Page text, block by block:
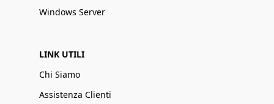
Windows Server
LINK UTILI
Chi Siamo
Assistenza Clienti